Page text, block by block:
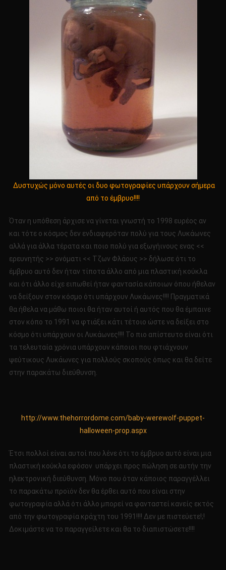
Δυστυχώς μόνο αυτές οι δυο φωτογραφίες υπάρχουν σήμερα
από το έμβρυο!!!!
Όταν η υπόθεση άρχισε να γίνεται γνωστή το 1998 ευρέος αν
και τότε ο κόσμος δεν ενδιαφερόταν πολύ για τους Λυκάωνες
αλλά για άλλα τέρατα και ποιο πολύ για εξωγήινους ενας <<
ερευνητής >> ονόματι << Τζων Φλάους >> δήλωσε ότι το
έμβρυο αυτό δεν ήταν τίποτα άλλο από μια πλαστική κούκλα
και ότι άλλο είχε ειπωθεί ήταν φαντασία κάποιων όπου ήθελαν
να δείξουν στον κόσμο ότι υπάρχουν Λυκάωνες!!!! Πραγματικά
θα ήθελα να μάθω ποιοι θα ήταν αυτοί ή αυτός που θα έμπαινε
στον κόπο το 1991 να φτιάξει κάτι τέτοιο ώστε να δείξει στο
κόσμο ότι υπάρχουν οι Λυκάωνες!!!! Το πιο απίστευτο είναι ότι
τα τελευταία χρόνια υπάρχουν κάποιοι που φτιάχνουν
ψεύτικους Λυκάωνες για πολλούς σκοπούς όπως και θα δείτε
στην παρακάτω διεύθυνση.
http://www.thehorrordome.com/baby-werewolf-puppet-
halloween-prop.aspx
Έτσι πολλοί είναι αυτοί που λένε ότι το έμβρυο αυτό είναι μια
πλαστική κούκλα εφόσον υπάρχει προς πώληση σε αυτήν την
ηλεκτρονική διεύθυνση. Μόνο που όταν κάποιος παραγγέλλει
το παρακάτω προϊόν δεν θα έρθει αυτό που είναι στην
φωτογραφία αλλά ότι άλλο μπορεί να φανταστεί κανείς εκτός
από την φωτογραφία κράχτη του 1991!!!! Δεν με πιστεύετε!;!
Δοκιμάστε να το παραγγείλετε και θα το διαπιστώσετε!!!!